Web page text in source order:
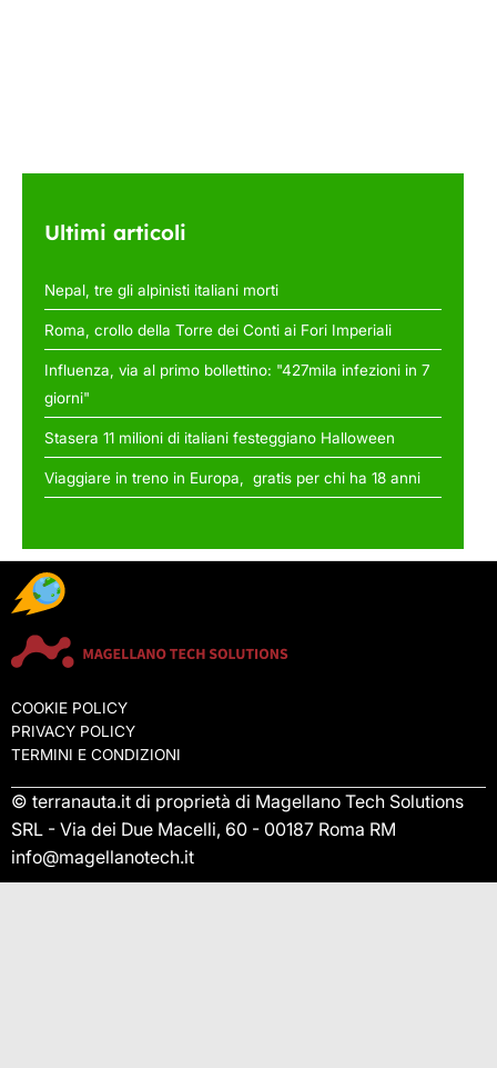
Ultimi articoli
Nepal, tre gli alpinisti italiani morti
Roma, crollo della Torre dei Conti ai Fori Imperiali
Influenza, via al primo bollettino: "427mila infezioni in 7
giorni"
Stasera 11 milioni di italiani festeggiano Halloween
Viaggiare in treno in Europa, gratis per chi ha 18 anni
COOKIE POLICY
PRIVACY POLICY
TERMINI E CONDIZIONI
© terranauta.it di proprietà di Magellano Tech Solutions
SRL - Via dei Due Macelli, 60 - 00187 Roma RM
info@magellanotech.it